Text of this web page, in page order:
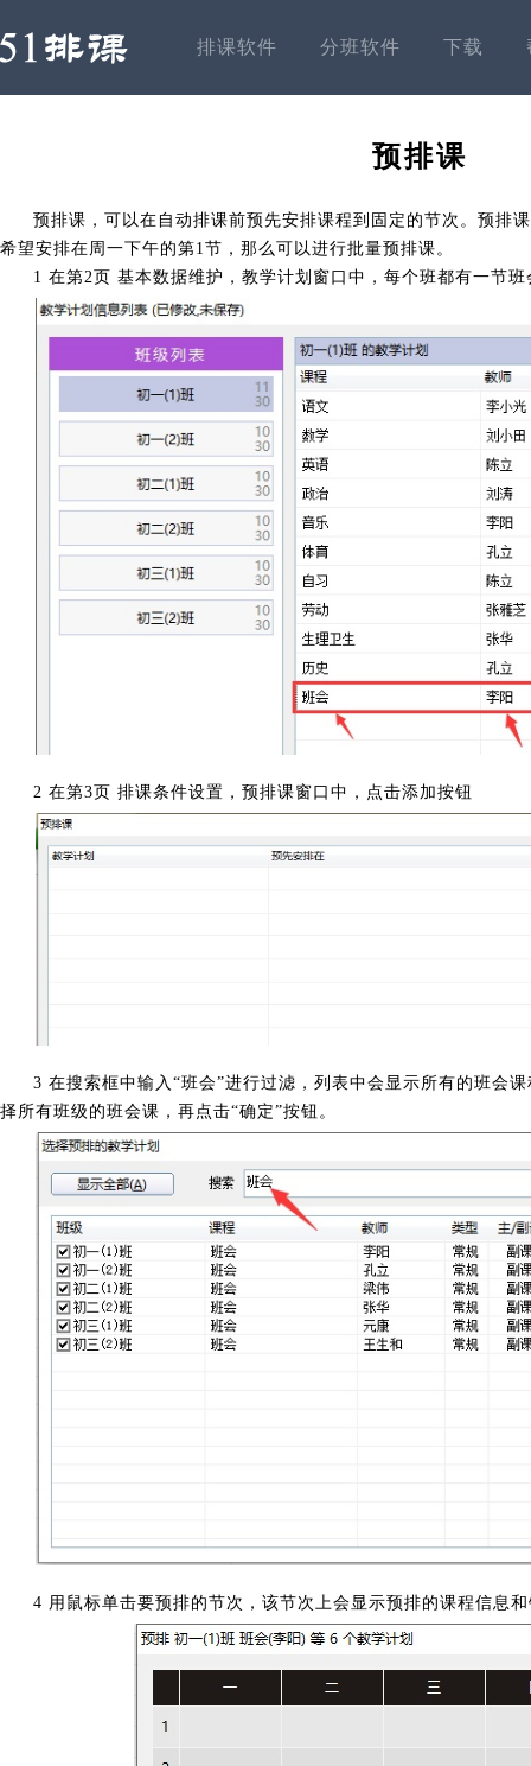
排课软件 分班软件 下载
预排课
预排课，可以在自动排课前预先安排课程到固定的节次。预排
希望安排在周一下午的第1节，那么可以进行批量预排课。
1 在第2页 基本数据维护，教学计划窗口中，每个班都有一节
2 在第3页 排课条件设置，预排课窗口中，点击添加按钮
3 在搜索框中输入“班会”进行过滤，列表中会显示所有的班会
择所有班级的班会课，再点击“确定”按钮。
4 用鼠标单击要预排的节次，该节次上会显示预排的课程信息